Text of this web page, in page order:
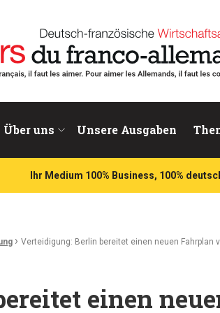
Über uns Unsere Ausgaben
Ihr Medium 100% Business, 100%
› Verteidigung: Berlin bereitet einen neuen Fahrplan
einen